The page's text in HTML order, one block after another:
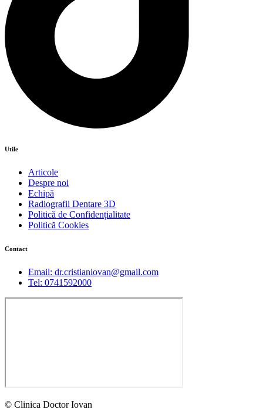
Utile
Articole
Despre noi
Echipă
Radiografii Dentare 3D
Politică de Confidențialitate
Politică Cookies
Contact
Email: dr.cristianiovan@gmail.com
Tel: 0741592000
© Clinica Doctor Iovan